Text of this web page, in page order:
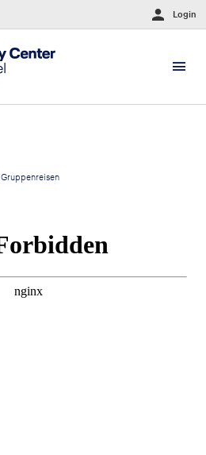
Login
Gruppenreisen